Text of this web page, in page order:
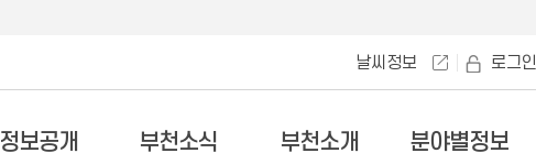
날씨정보 로그인
정보공개 부천소식 부천소개 분야별정보